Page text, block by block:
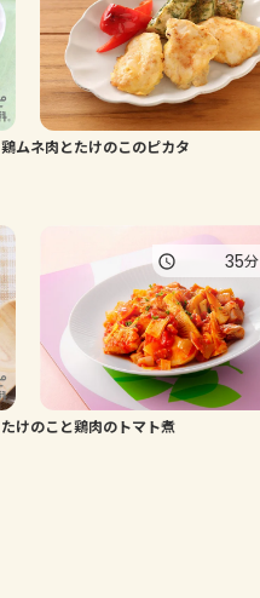
鶏ムネ肉とたけのこのピカタ
たけのこと鶏肉のトマト煮
35分